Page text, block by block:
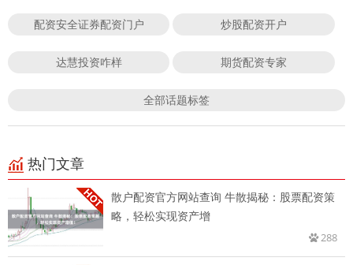
配资安全证券配资门户 炒股配资开户
达慧投资咋样 期货配资专家
全部话题标签
热门文章
散户配资官方网站查询 牛散揭秘：股票配资策
略，轻松实现资产增
288